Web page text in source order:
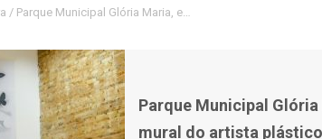
/ Parque Municipal Glória Maria, em Santa Teresa, ganha
Parque Municipal
mural do artista